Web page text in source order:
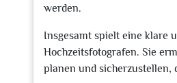
werden.
Insgesamt spielt eine klare
Hochzeitsfotografen. Sie
planen und sicherzustellen,